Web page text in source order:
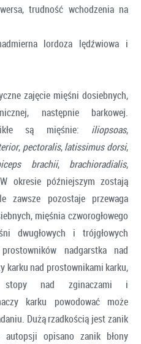
trudność wchodzenia na
lordoza lędźwiowa i
zajęcie mięśni dosiebnych,
następnie barkowej.
są mięśnie: iliopsoas,
, pectoralis,latissimus dorsi,
brachii, brachioradialis,
okresie późniejszym zostają
zawsze pozostaje przewaga
mięśnia czworogłowego
dwugłowych i trójgłowych
nadgarstka nad
karku nad prostownikami karku,
stopy nad zginaczami i
karku powodować może
Dużą rzadkością jest zanik
opisano zanik błony